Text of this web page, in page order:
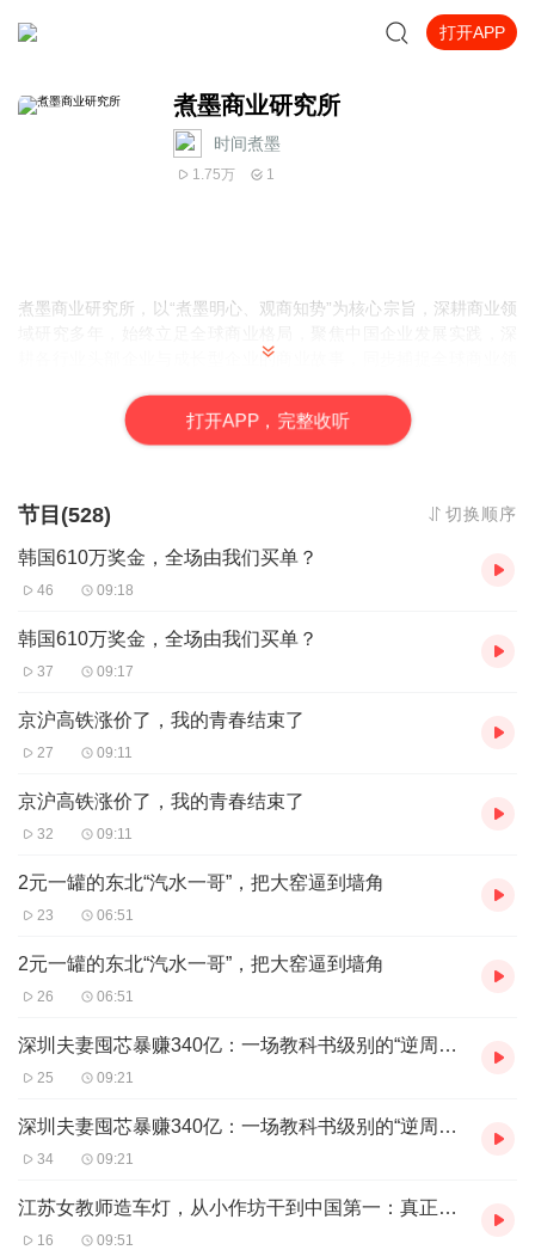
打开APP
煮墨商业研究所
时间煮墨
1.75万 1
煮墨商业研究所，以“煮墨明心、观商知势”为核心宗旨，深耕商业领
耕各行业头部企业与成长型企业的商业故事，同步捕捉全球商业领
分析的专业机构，煮墨商业研究所始终坚持“案例为基、情报为要、
价值为核”，通过拆解企业成长逻辑、挖掘商业底层规律、传递行业
商业的本质是价值的创造与传递，而企业故事则是商业价值最生动
业的密码与管理者的智慧。煮墨商业研究所始终以旁观者的清醒、
研究者的严谨，记录每一个值得被关注的商业企业故事，从头部巨
到新兴企业的创新突围，每一个故事背后，都是企业在时代浪潮中
坚守与突破的缩影，也是我们解读商业趋势、挖掘行业情报的核心
全球范围内的商业最新情报，涵盖行业政策变动、企业战略调整、
市场格局重构、技术创新突破等核心维度，为企业与从业者提供及
时、精准、全面的情报参考，助力规避风险、把握机遇。
转型的持续深化、绿色低碳战略的全面推进、消费需求的迭代升
级，以及全球供应链的重构，都在重塑商业格局，催生新的商业逻
代表性的商业企业故事，整合行业最新情报，全方位呈现商业领域
的动态与趋势，为读者解锁商业发展的新方向、新可能。
打开APP，完整收听
节目(528) 切换顺序
韩国610万奖金，全场由我们买单？
46 09:18
韩国610万奖金，全场由我们买单？
37 09:17
京沪高铁涨价了，我的青春结束了
27 09:11
京沪高铁涨价了，我的青春结束了
32 09:11
2元一罐的东北“汽水一哥”，把大窑逼到墙角
23 06:51
2元一罐的东北“汽水一哥”，把大窑逼到墙角
26 06:51
深圳夫妻囤芯暴赚340亿：一场教科书级别的“逆周期豪赌”，为何让所有人脊背发凉？
25 09:21
深圳夫妻囤芯暴赚340亿：一场教科书级别的“逆周期豪赌”，为何让所有人脊背发凉？
34 09:21
江苏女教师造车灯，从小作坊干到中国第一：真正的长期主义，从来不是熬
16 09:51